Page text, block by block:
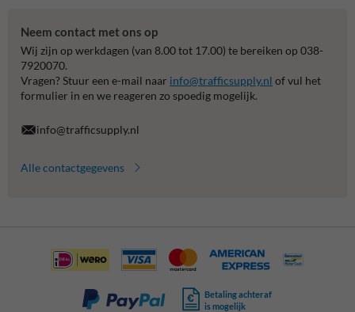
Neem contact met ons op
Wij zijn op werkdagen (van 8.00 tot 17.00) te bereiken op 038-
7920070.
Vragen? Stuur een e-mail naar info@trafficsupply.nl of vul het
formulier in en we reageren zo spoedig mogelijk.
info@trafficsupply.nl
Alle contactgegevens
Betaling achteraf
is mogelijk